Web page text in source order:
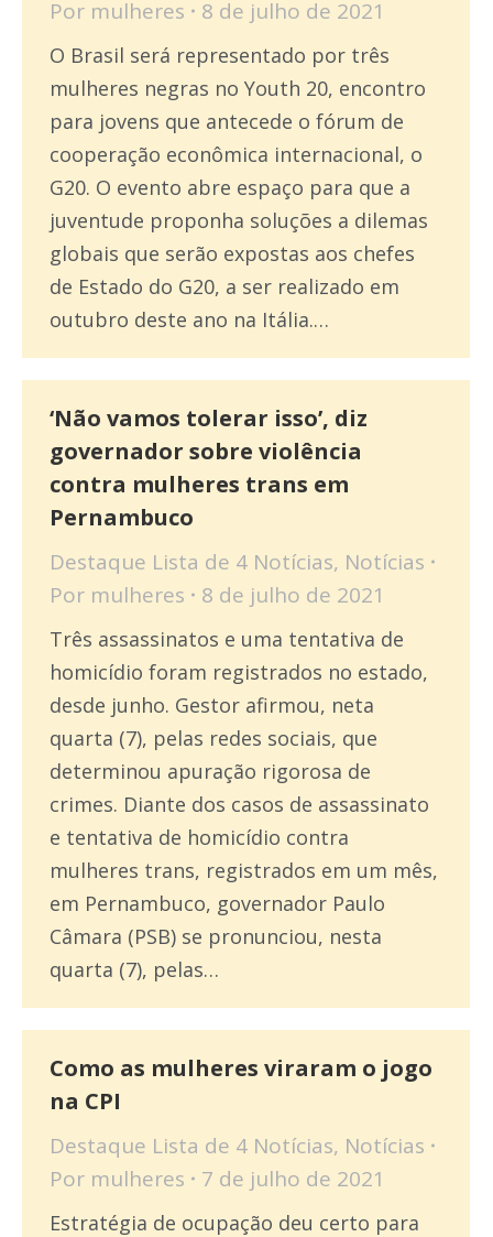
Por mulheres 8 de julho de 2021
O Brasil será representado por três
mulheres negras no Youth 20, encontro
para jovens que antecede o fórum de
cooperação econômica internacional, o
G20. O evento abre espaço para que a
juventude proponha soluções a dilemas
globais que serão expostas aos chefes
de Estado do G20, a ser realizado em
outubro deste ano na Itália.…
‘Não vamos tolerar isso’, diz
governador sobre violência
contra mulheres trans em
Pernambuco
Destaque Lista de 4 Notícias, Notícias
Por mulheres 8 de julho de 2021
Três assassinatos e uma tentativa de
homicídio foram registrados no estado,
desde junho. Gestor afirmou, neta
quarta (7), pelas redes sociais, que
determinou apuração rigorosa de
crimes. Diante dos casos de assassinato
e tentativa de homicídio contra
mulheres trans, registrados em um mês,
em Pernambuco, governador Paulo
Câmara (PSB) se pronunciou, nesta
quarta (7), pelas…
Como as mulheres viraram o jogo
na CPI
Destaque Lista de 4 Notícias, Notícias
Por mulheres 7 de julho de 2021
Estratégia de ocupação deu certo para